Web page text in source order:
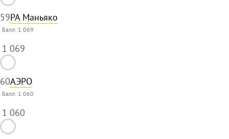
59РА Маньяко
Балл: 1 069
1 069
60АЭРО
Балл: 1 060
1 060